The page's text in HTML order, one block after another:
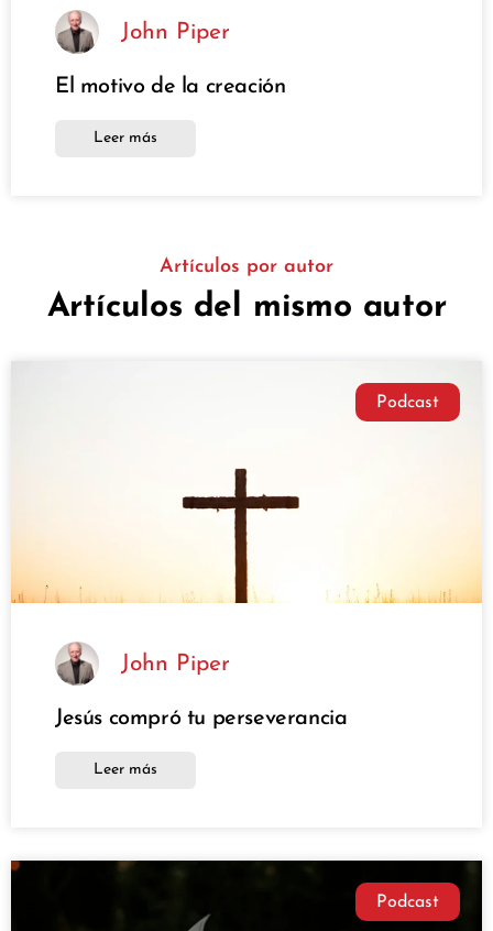
John Piper
El motivo de la creación
Leer más
Artículos por autor
Artículos del mismo autor
Podcast
John Piper
Jesús compró tu perseverancia
Leer más
Podcast